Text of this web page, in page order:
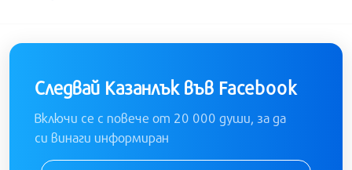
Следвай Казанлък във Facebook
Включи се с повече от 20 000 души, за да
си винаги информиран